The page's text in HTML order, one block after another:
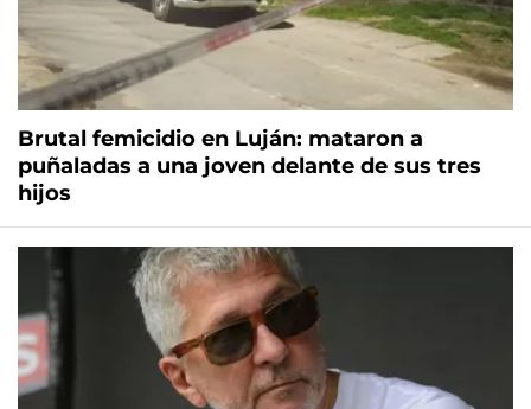
Brutal femicidio en Luján: mataron a
puñaladas a una joven delante de sus tres
hijos